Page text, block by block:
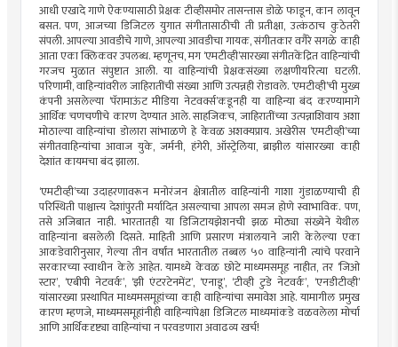
आधी एखादे गाणे ऐकण्यासाठी प्रेक्षक टीव्हीसमोर तासन्तास डोळे फाडून, कान लावून
बसत. पण, आजच्या डिजिटल युगात संगीतासाठीची ती प्रतीक्षा, उत्कंठाच कुठेतरी
संपली. आपल्या आवडीचे गाणे, आपल्या आवडीचा गायक, संगीतकार वगैरे सगळे काही
आता एका क्लिकवर उपलब्ध. म्हणूनच, मग ‘एमटीव्ही’सारख्या संगीतकेंद्रित वाहिन्यांची
गरजच मुळात संपुष्टात आली. या वाहिन्यांची प्रेक्षकसंख्या लक्षणीयरित्या घटली.
परिणामी, वाहिन्यांवरील जाहिरातींची संख्या आणि उत्पन्नही रोडावले. ‘एमटीव्ही’ची मुख्य
कंपनी असलेल्या ‘पॅरामाऊंट मीडिया नेटवर्क्स’कडूनही या वाहिन्या बंद करण्यामागे
आर्थिक चणचणीचे कारण देण्यात आले. साहजिकच, जाहिरातींच्या उत्पन्नाशिवाय अशा
मोठाल्या वाहिन्यांचा डोलारा सांभाळणे हे केवळ अशक्यप्राय. अखेरीस ‘एमटीव्ही’च्या
संगीतवाहिन्यांचा आवाज युके, जर्मनी, हंगेरी, ऑस्ट्रेलिया, ब्राझील यांसारख्या काही
देशांत कायमचा बंद झाला.
‘एमटीव्ही’च्या उदाहरणावरून मनोरंजन क्षेत्रातील वाहिन्यांनी गाशा गुंडाळण्याची ही
परिस्थिती पाश्चात्त्य देशांपुरती मर्यादित असल्याचा आपला समज होणे स्वाभाविक. पण,
तसे अजिबात नाही. भारतातही या डिजिटायझेशनची झळ मोठ्या संख्येने येथील
वाहिन्यांना बसलेली दिसते. माहिती आणि प्रसारण मंत्रालयाने जारी केलेल्या एका
आकडेवारीनुसार, गेल्या तीन वर्षांत भारतातील तब्बल ५० वाहिन्यांनी त्यांचे परवाने
सरकारच्या स्वाधीन केले आहेत. यामध्ये केवळ छोटे माध्यमसमूह नाहीत, तर ‘जिओ
स्टार’, ‘एबीपी नेटवर्क’, ‘झी एंटरटेनमेंट’, ‘एनाडू’, ‘टीव्ही टुडे नेटवर्क’, ‘एनडीटीव्ही’
यांसारख्या प्रस्थापित माध्यमसमूहांच्या काही वाहिन्यांचा समावेश आहे. यामागील प्रमुख
कारण म्हणजे, माध्यमसमूहांनीही वाहिन्यांपेक्षा डिजिटल माध्यमांकडे वळवलेला मोर्चा
आणि आर्थिकदृष्ट्या वाहिन्यांचा न परवडणारा अवाढव्य खर्च!